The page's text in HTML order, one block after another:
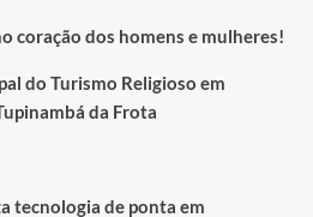
coração dos homens e mulheres!
do Turismo Religioso em
da Frota
tecnologia de ponta em